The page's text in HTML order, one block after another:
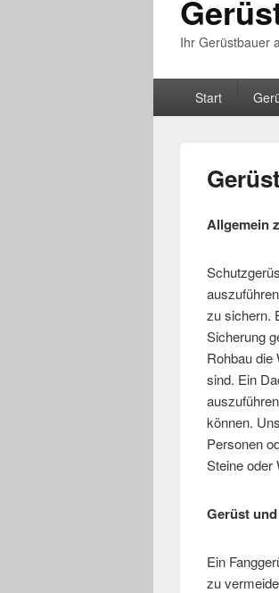
Ihr Gerüstbauer
Start
Allgemein
zu sichern.
Sicherung
Rohbau die
sind. Ein
können.
Personen
Steine oder
Gerüst
Ein
zu